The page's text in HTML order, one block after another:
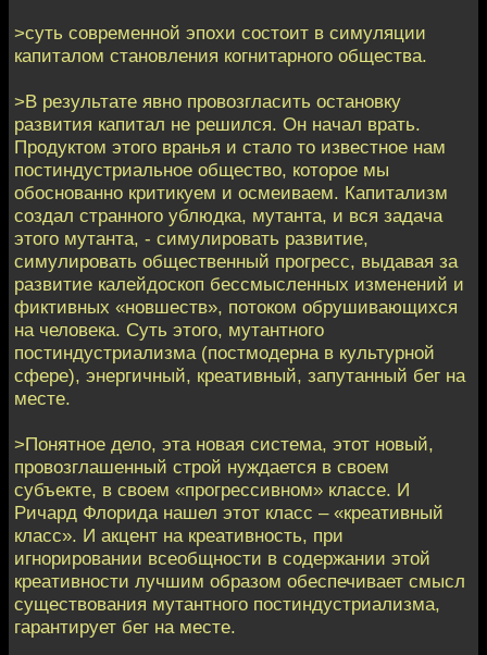
>суть современной эпохи состоит в симуляции
капиталом становления когнитарного общества.
>В результате явно провозгласить остановку
развития капитал не решился. Он начал врать.
Продуктом этого вранья и стало то известное нам
постиндустриальное общество, которое мы
обоснованно критикуем и осмеиваем. Капитализм
создал странного ублюдка, мутанта, и вся задача
этого мутанта, - симулировать развитие,
симулировать общественный прогресс, выдавая за
развитие калейдоскоп бессмысленных изменений и
фиктивных «новшеств», потоком обрушивающихся
на человека. Суть этого, мутантного
постиндустриализма (постмодерна в культурной
сфере), энергичный, креативный, запутанный бег на
месте.
>Понятное дело, эта новая система, этот новый,
провозглашенный строй нуждается в своем
субъекте, в своем «прогрессивном» классе. И
Ричард Флорида нашел этот класс – «креативный
класс». И акцент на креативность, при
игнорировании всеобщности в содержании этой
креативности лучшим образом обеспечивает смысл
существования мутантного постиндустриализма,
гарантирует бег на месте.